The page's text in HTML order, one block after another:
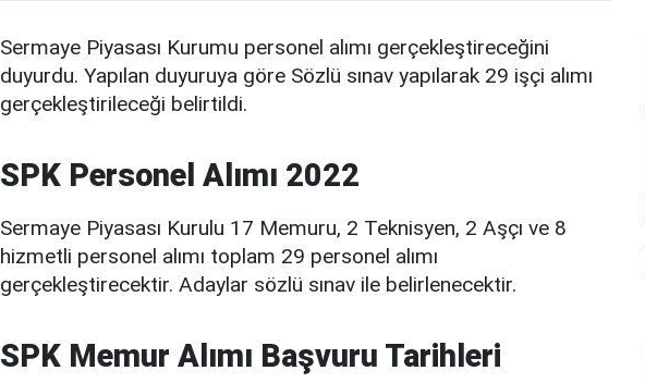
Sermaye Piyasası Kurumu personel alımı gerçekleştireceğini
duyurdu. Yapılan duyuruya göre Sözlü sınav yapılarak 29 işçi alımı
gerçekleştirileceği belirtildi.
SPK Personel Alımı 2022
Sermaye Piyasası Kurulu 17 Memuru, 2 Teknisyen, 2 Aşçı ve 8
hizmetli personel alımı toplam 29 personel alımı
gerçekleştirecektir. Adaylar sözlü sınav ile belirlenecektir.
SPK Memur Alımı Başvuru Tarihleri